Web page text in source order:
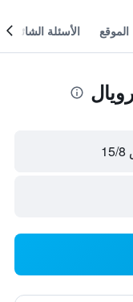
الموقع الأسئلة الشائعة